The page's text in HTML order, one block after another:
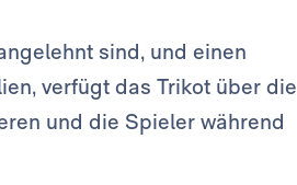
sind, und einen
verfügt das Trikot über die
und die Spieler während